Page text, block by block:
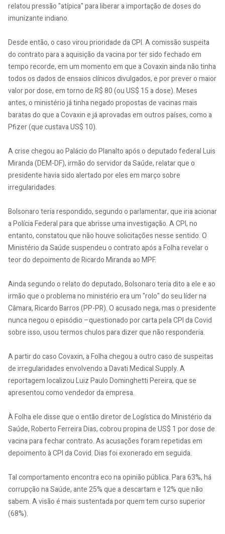
relatou pressão "atípica" para liberar a importação de doses do
imunizante indiano.
Desde então, o caso virou prioridade da CPI. A comissão suspeita
do contrato para a aquisição da vacina por ter sido fechado em
tempo recorde, em um momento em que a Covaxin ainda não tinha
todos os dados de ensaios clínicos divulgados, e por prever o maior
valor por dose, em torno de R$ 80 (ou US$ 15 a dose). Meses
antes, o ministério já tinha negado propostas de vacinas mais
baratas do que a Covaxin e já aprovadas em outros países, como a
Pfizer (que custava US$ 10).
A crise chegou ao Palácio do Planalto após o deputado federal Luis
Miranda (DEM-DF), irmão do servidor da Saúde, relatar que o
presidente havia sido alertado por eles em março sobre
irregularidades.
Bolsonaro teria respondido, segundo o parlamentar, que iria acionar
a Polícia Federal para que abrisse uma investigação. A CPI, no
entanto, constatou que não houve solicitações nesse sentido. O
Ministério da Saúde suspendeu o contrato após a Folha revelar o
teor do depoimento de Ricardo Miranda ao MPF.
Ainda segundo o relato do deputado, Bolsonaro teria dito a ele e ao
irmão que o problema no ministério era um "rolo" do seu líder na
Câmara, Ricardo Barros (PP-PR). O acusado nega, mas o presidente
nunca negou o episódio –questionado por carta pela CPI da Covid
sobre isso, usou termos chulos para dizer que não responderia.
A partir do caso Covaxin, a Folha chegou a outro caso de suspeitas
de irregularidades envolvendo a Davati Medical Supply. A
reportagem localizou Luiz Paulo Dominghetti Pereira, que se
apresentou como vendedor da empresa.
À Folha ele disse que o então diretor de Logística do Ministério da
Saúde, Roberto Ferreira Dias, cobrou propina de US$ 1 por dose de
vacina para fechar contrato. As acusações foram repetidas em
depoimento à CPI da Covid. Dias foi exonerado em seguida.
Tal comportamento encontra eco na opinião pública. Para 63%, há
corrupção na Saúde, ante 25% que a descartam e 12% que não
sabem. A visão é mais sustentada por quem tem curso superior
(68%).